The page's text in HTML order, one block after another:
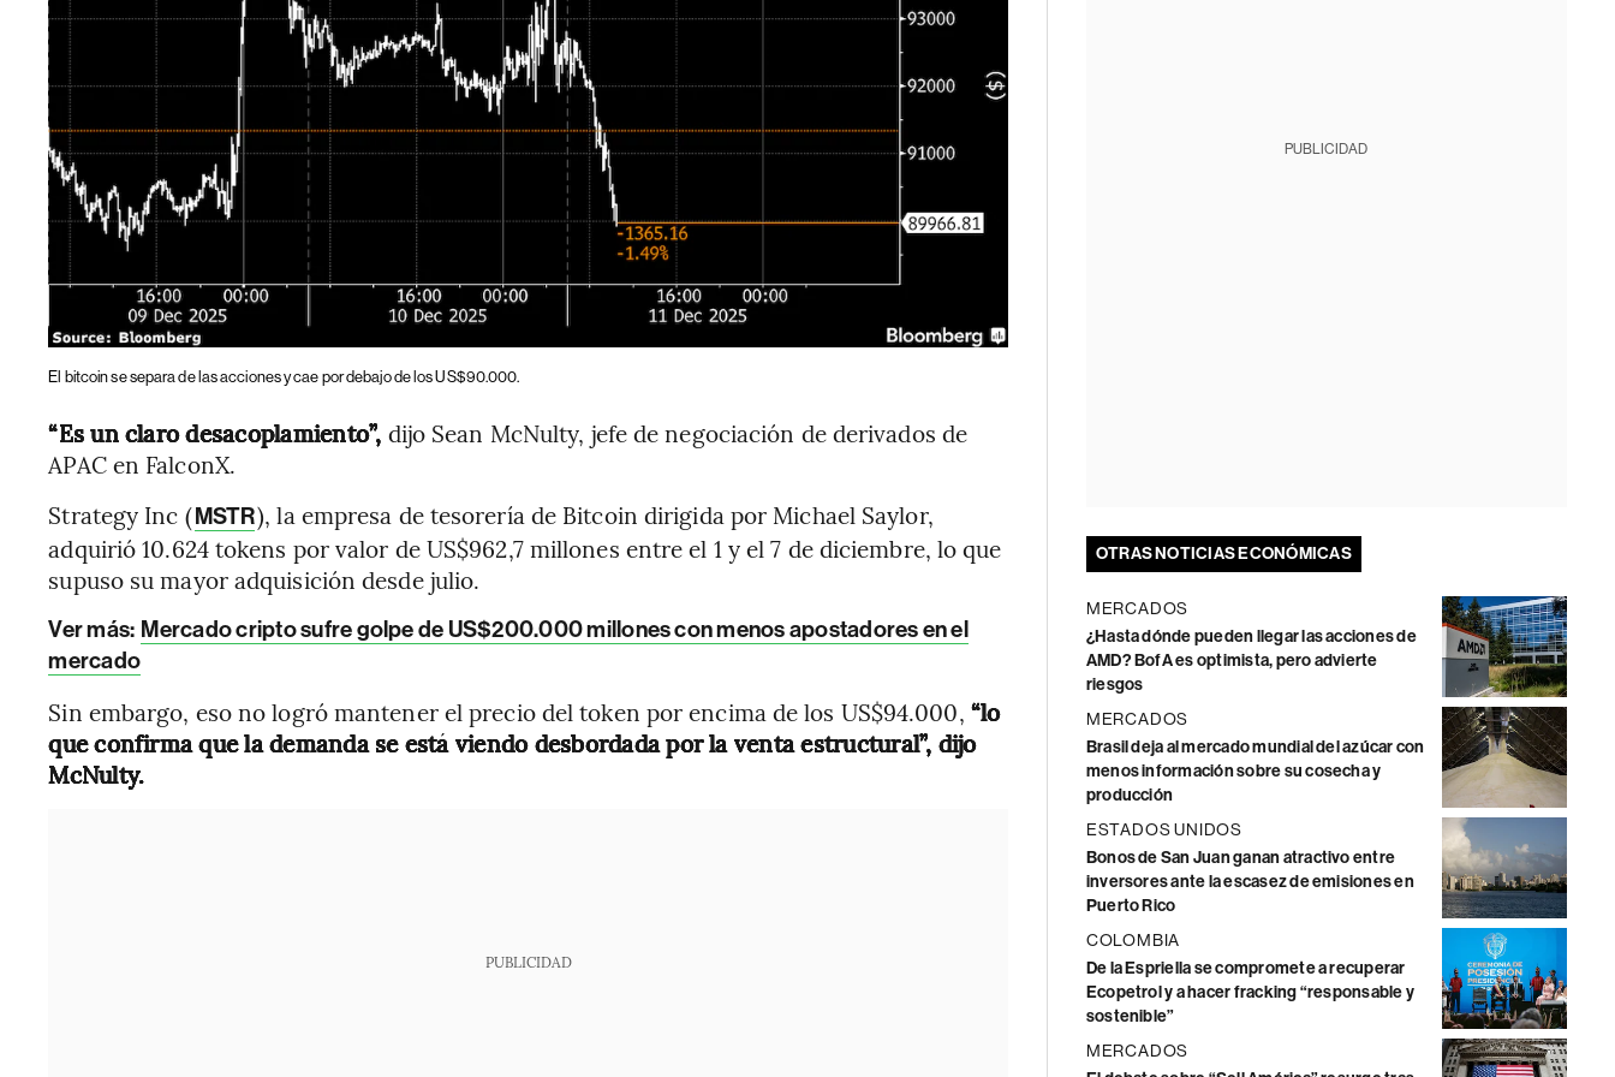
El bitcoin se separa de las acciones y cae por debajo de los US$90.000.
“Es un claro desacoplamiento”, dijo Sean McNulty, jefe de negociación de derivados de
APAC en FalconX.
Strategy Inc (MSTR), la empresa de tesorería de Bitcoin dirigida por Michael Saylor,
adquirió 10.624 tokens por valor de US$962,7 millones entre el 1 y el 7 de diciembre, lo que
supuso su mayor adquisición desde julio.
Ver más: Mercado cripto sufre golpe de US$200.000 millones con menos apostadores en el
mercado
Sin embargo, eso no logró mantener el precio del token por encima de los US$94.000, “lo
que confirma que la demanda se está viendo desbordada por la venta estructural”, dijo
McNulty.
PUBLICIDAD
PUBLICIDAD
OTRAS NOTICIAS ECONÓMICAS
MERCADOS
¿Hasta dónde pueden llegar las acciones de
AMD? BofA es optimista, pero advierte
riesgos
MERCADOS
Brasil deja al mercado mundial del azúcar con
menos información sobre su cosecha y
producción
ESTADOS UNIDOS
Bonos de San Juan ganan atractivo entre
inversores ante la escasez de emisiones en
Puerto Rico
COLOMBIA
De la Espriella se compromete a recuperar
Ecopetrol y a hacer fracking “responsable y
sostenible”
MERCADOS